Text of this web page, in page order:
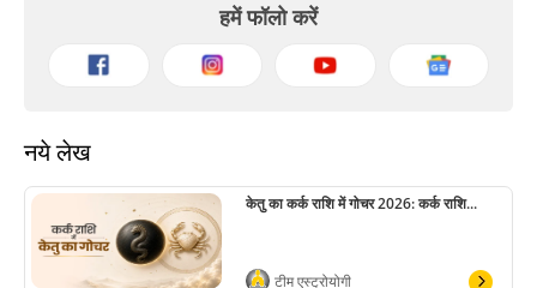
हमें फॉलो करें
नये लेख
केतु का कर्क राशि में गोचर 2026: कर्क राशि...
टीम एस्ट्रोयोगी